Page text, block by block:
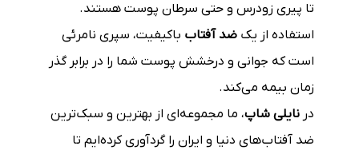
تا پیری زودرس و حتی سرطان پوست هستند.
استفاده از یک ضد آفتاب باکیفیت، سپری نامرئی
است که جوانی و درخشش پوست شما را در برابر گذر
زمان بیمه می‌کند.
در نایلی شاپ، ما مجموعه‌ای از بهترین و سبک‌ترین
ضد آفتاب‌های دنیا و ایران را گردآوری کرده‌ایم تا